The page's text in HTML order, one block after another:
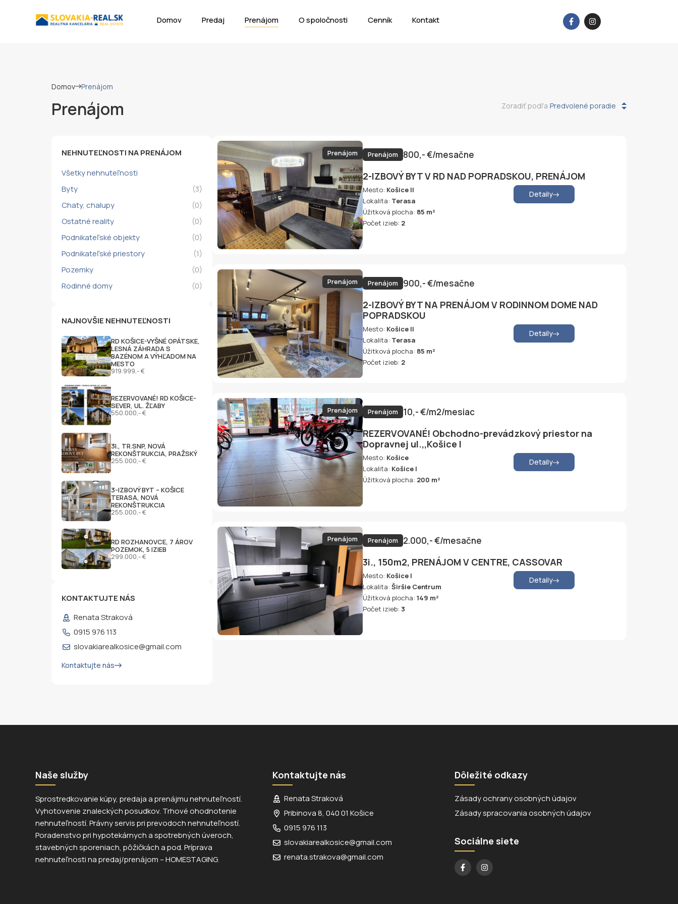
Domov Predaj Prenájom O spoločnosti Cenník Kontakt
Domov Prenájom
Prenájom Zoradiť podľa:
NEHNUTEĽNOSTI NA PRENÁJOM
Všetky nehnuteľnosti
Byty
(3)
Chaty, chalupy
(0)
Ostatné reality
(0)
Podnikateľské objekty
(0)
Podnikateľské priestory
(1)
Pozemky
(0)
Rodinné domy
(0)
NAJNOVŠIE NEHNUTEĽNOSTI
RD KOŠICE-VYŠNÉ OPÁTSKE,
LESNÁ ZÁHRADA S
BAZÉNOM A VÝHĽADOM NA
MESTO
919.999,- €
REZERVOVANÉ! RD KOŠICE-
SEVER, UL. ŽĽABY
550.000,- €
3I., TR.SNP, NOVÁ
REKONŠTRUKCIA, PRAŽSKÝ
255.000,- €
3-IZBOVÝ BYT – KOŠICE
TERASA, NOVÁ
REKONŠTRUKCIA
255.000,- €
RD ROZHANOVCE, 7 ÁROV
POZEMOK, 5 IZIEB
299.000,- €
KONTAKTUJTE NÁS
Renata Straková
0915 976 113
slovakiarealkosice@gmail.com
Kontaktujte nás
Prenájom Prenájom 800,- €/mesačne
2-IZBOVÝ BYT V RD NAD POPRADSKOU, PRENÁJOM
Mesto: Košice II
Lokalita: Terasa
Úžitková plocha: 85 m²
Počet izieb: 2
Detaily
Prenájom Prenájom 900,- €/mesačne
2-IZBOVÝ BYT NA PRENÁJOM V RODINNOM DOME NAD
POPRADSKOU
Mesto: Košice II
Lokalita: Terasa
Úžitková plocha: 85 m²
Počet izieb: 2
Detaily
Prenájom Prenájom 10,- €/m2/mesiac
REZERVOVANÉ! Obchodno-prevádzkový priestor na
Dopravnej ul.,,Košice I
Mesto: Košice
Lokalita: Košice I
Úžitková plocha: 200 m²
Detaily
Prenájom Prenájom 2.000,- €/mesačne
3i., 150m2, PRENÁJOM V CENTRE, CASSOVAR
Mesto: Košice I
Lokalita:Širšie Centrum
Úžitková plocha:149 m²
Počet izieb: 3
Detaily
Naše služby
Sprostredkovanie kúpy, predaja a prenájmu nehnuteľností.
Vyhotovenie znaleckých posudkov. Trhové ohodnotenie
nehnuteľností. Právny servis pri prevodoch nehnuteľností.
Poradenstvo pri hypotekárnych a spotrebných úveroch,
stavebných sporeniach, pôžičkách a pod. Príprava
nehnuteľnosti na predaj/prenájom – HOMESTAGING.
Kontaktujte nás
Renata Straková
Pribinova 8, 040 01 Košice
0915 976 113
slovakiarealkosice@gmail.com
renata.strakova@gmail.com
Dôležité odkazy
Zásady ochrany osobných údajov
Zásady spracovania osobných údajov
Sociálne siete